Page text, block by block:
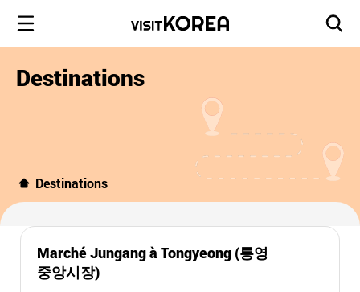
Destinations
Destinations
Marché Jungang à Tongyeong (통영
중앙시장)